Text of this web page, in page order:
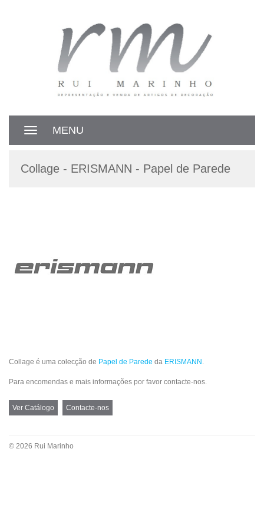
Toggle
MENU
Collage - ERISMANN - Papel de Parede
Collage é uma colecção de Papel de Parede da ERISMANN .
Para encomendas e mais informações por favor contacte-nos.
Ver Catálogo Contacte-nos
© 2026 Rui Marinho